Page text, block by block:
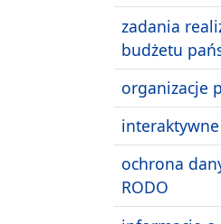
zadania
budżetu
organizacje
ochrona
RODO